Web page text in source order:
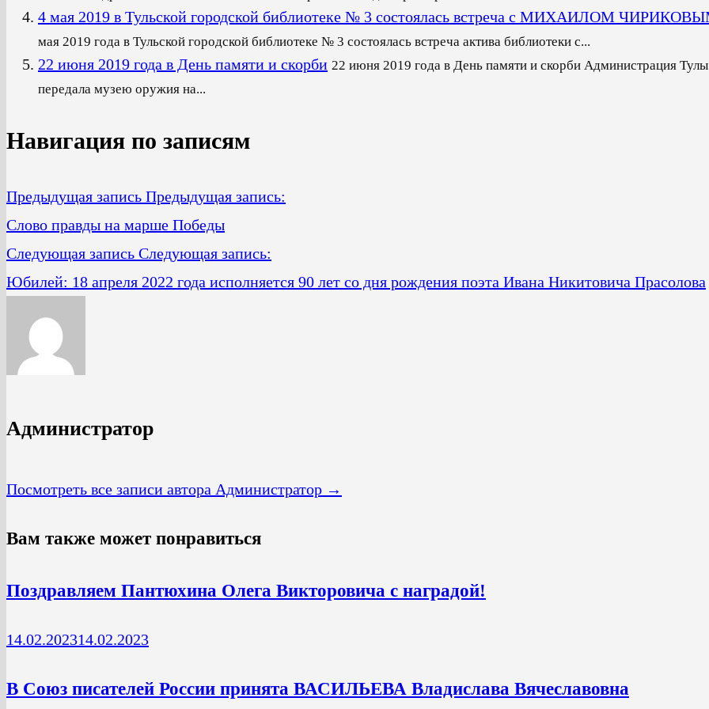
4 мая 2019 в Тульской городской библиотеке № 3 состоялась встреча с МИХАИЛОМ
мая 2019 года в Тульской городской библиотеке № 3 состоялась встреча актива библиотеки с...
22 июня 2019 года в День памяти и скорби 22 июня 2019 года в День памяти и скорби Администрация Тулы
передала музею оружия на...
Навигация по записям
Предыдущая запись Предыдущая запись:
Слово правды на марше Победы
Следующая запись Следующая запись:
Юбилей: 18 апреля 2022 года исполняется 90 лет со дня рождения поэта Ивана Никитовича Прасолова
Администратор
Посмотреть все записи автора Администратор →
Вам также может понравиться
Поздравляем Пантюхина Олега Викторовича с наградой!
14.02.202314.02.2023
В Союз писателей России принята ВАСИЛЬЕВА Владислава Вячеславовна